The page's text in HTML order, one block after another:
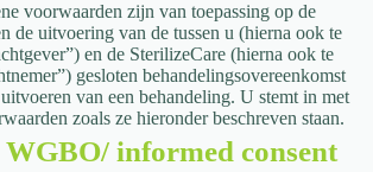
voorwaarden zijn van toepassing op de
de uitvoering van de tussen u (hierna ook te
en de SterilizeCare (hierna ook te
gesloten behandelingsovereenkomst
van een behandeling. U stemt in met
zoals ze hieronder beschreven staan.
informed consent